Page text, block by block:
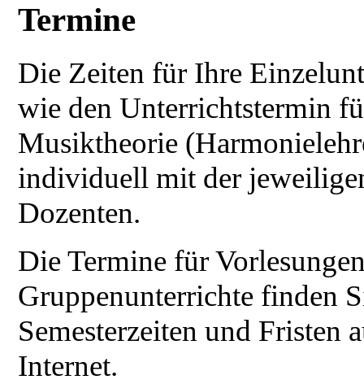
Termine
Die Zeiten für Ihre
wie den Unterrichtstermin
Musiktheorie
individuell mit der
Dozenten.
Die Termine für
Gruppenunterrichte finden
Semesterzeiten und Fristen
Internet.